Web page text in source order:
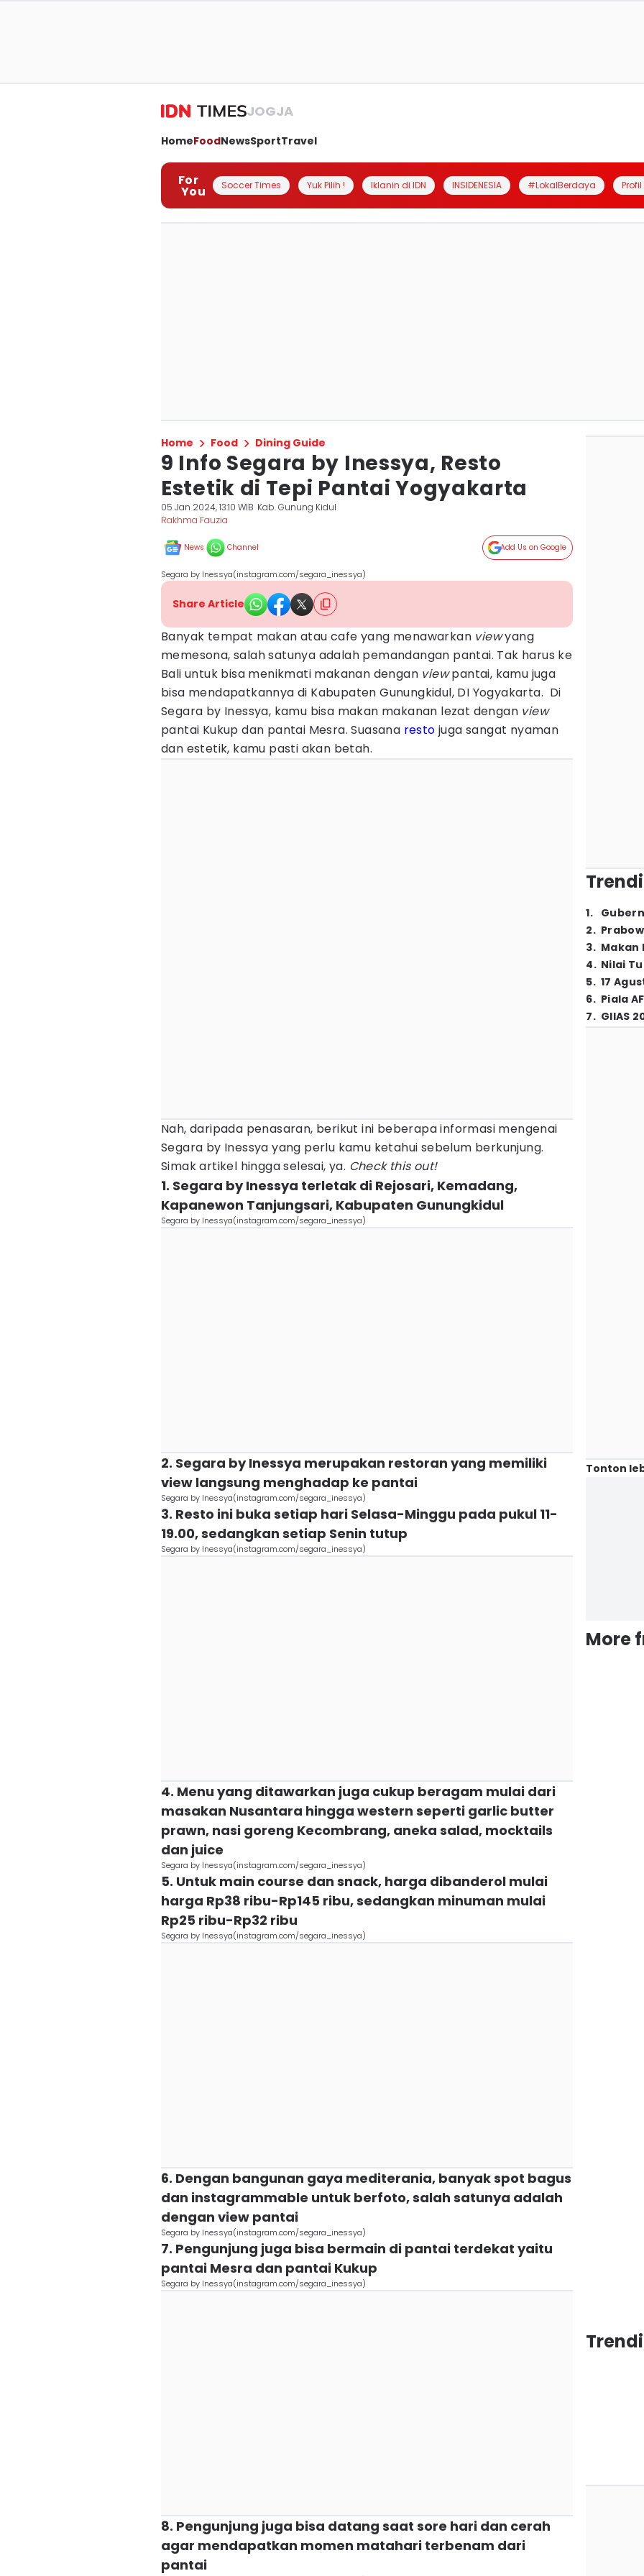
JOGJA
HomeFoodNewsSportTravel
For
You Soccer Times Yuk Pilih ! Iklanin di IDN INSIDENESIA #LokalBerdaya
Home Food Dining Guide
9 Info Segara by Inessya, Resto
Estetik di Tepi Pantai Yogyakarta
05 Jan 2024, 13:10 WIB Kab. Gunung Kidul
Rakhma Fauzia
News Channel Add Us on Google
Segara by Inessya(instagram.com/segara_inessya)
Share Article
Banyak tempat makan atau cafe yang menawarkan viewyang
memesona, salah satunya adalah pemandangan pantai. Tak harus ke
Bali untuk bisa menikmati makanan dengan viewpantai, kamu juga
bisa mendapatkannya di Kabupaten Gunungkidul, DI Yogyakarta. Di
Segara by Inessya, kamu bisa makan makanan lezat dengan view
pantai Kukup dan pantai Mesra. Suasana resto juga sangat nyaman
dan estetik, kamu pasti akan betah.
Nah, daripada penasaran, berikut ini beberapa informasi mengenai
Segara by Inessya yang perlu kamu ketahui sebelum berkunjung.
Simak artikel hingga selesai, ya. Check this out!
1. Segara by Inessya terletak di Rejosari, Kemadang,
Kapanewon Tanjungsari, Kabupaten Gunungkidul
Segara by Inessya(instagram.com/segara_inessya)
2. Segara by Inessya merupakan restoran yang memiliki
view langsung menghadap ke pantai
Segara by Inessya(instagram.com/segara_inessya)
3. Resto ini buka setiap hari Selasa-Minggu pada pukul 11-
19.00, sedangkan setiap Senin tutup
Segara by Inessya(instagram.com/segara_inessya)
4. Menu yang ditawarkan juga cukup beragam mulai dari
masakan Nusantara hingga western seperti garlic butter
prawn, nasi goreng Kecombrang, aneka salad, mocktails
dan juice
Segara by Inessya(instagram.com/segara_inessya)
5. Untuk main course dan snack, harga dibanderol mulai
harga Rp38 ribu-Rp145 ribu, sedangkan minuman mulai
Rp25 ribu-Rp32 ribu
Segara by Inessya(instagram.com/segara_inessya)
6. Dengan bangunan gaya mediterania, banyak spot bagus
dan instagrammable untuk berfoto, salah satunya adalah
dengan view pantai
Segara by Inessya(instagram.com/segara_inessya)
7. Pengunjung juga bisa bermain di pantai terdekat yaitu
pantai Mesra dan pantai Kukup
Segara by Inessya(instagram.com/segara_inessya)
8. Pengunjung juga bisa datang saat sore hari dan cerah
agar mendapatkan momen matahari terbenam dari
pantai
1.
2.
3. Makan
4. Nilai
5. 17
6. Piala
7. GIIAS
Tonton
More